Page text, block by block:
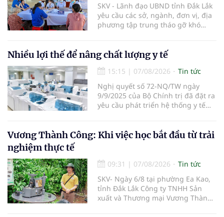
SKV - Lãnh đạo UBND tỉnh Đắk Lắk
yêu cầu các sở, ngành, đơn vị, địa
phương tập trung tháo gỡ khó
sàng lọc cho 100% người dân trên
địa bàn tỉnh trong tháng 10/2026.
Nhiều lợi thế để nâng chất lượng y tế
15:15 | 07/08/2026
Tin tức
Nghị quyết số 72-NQ/TW ngày
9/9/2025 của Bộ Chính trị đã đặt ra
yêu cầu phát triển hệ thống y tế
Vương Thành Công: Khi việc học bắt đầu từ trải
nghiệm thực tế
09:31 | 07/08/2026
Tin tức
SKV- Ngày 6/8 tại phường Ea Kao,
tỉnh Đắk Lắk Công ty TNHH Sản
xuất và Thương mại Vương Thành